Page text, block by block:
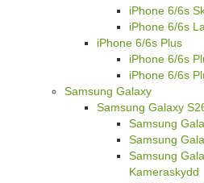
iPhone 6/6s
iPhone 6/6s
iPhone 6/6s Plus
iPhone 6/6s
iPhone 6/6s
Samsung Galaxy
Samsung Galaxy
Samsung
Samsung
Samsung
Kameraskydd